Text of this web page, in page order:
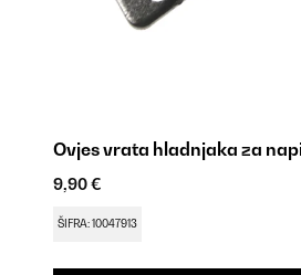
Ovjes vrata hladnjaka za
9,90 €
ŠIFRA: 10047913